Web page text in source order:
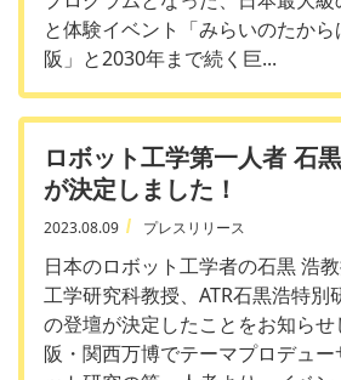
と体験イベント「みらいのたか
阪」と2030年まで続く巨...
ロボット工学第一人者 石
が決定しました！
2023.08.09 プレスリリース
日本のロボット工学者の石黒 浩
工学研究科教授、ATR石黒浩特別
の登壇が決定したことをお知ら
阪・関西万博でテーマプロデュ